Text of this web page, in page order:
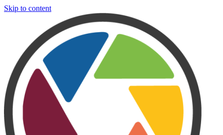
Skip to content